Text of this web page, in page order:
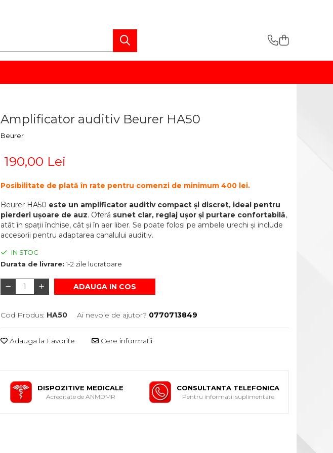
Amplificator auditiv Beurer HA50
Beurer
190,00 Lei
Posibilitate de plată în rate pentru comenzi de minimum 400 lei.
Beurer HA50 este un amplificator auditiv compact și discret, ideal pentru
pierderi ușoare de auz. Oferă sunet clar, reglaj ușor și purtare confortabilă,
atât în spații închise, cât și în aer liber. Se poate folosi pe ambele urechi și include
accesorii pentru adaptarea canalului auditiv.
IN STOC
Durata de livrare: 1-2 zile lucratoare
ADAUGA IN COS
Cod Produs: HA50 Ai nevoie de ajutor? 0770713849
Adauga la Favorite Cere informatii
DISPOZITIVE MEDICALE
Acreditate de ANMDMR
CONSULTANTA TELEFONICA
Pentru informatii suplimentare